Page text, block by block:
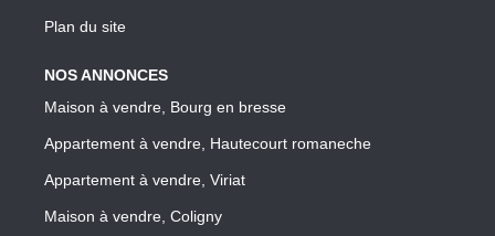
Plan du site
NOS ANNONCES
Maison à vendre, Bourg en bresse
Appartement à vendre, Hautecourt romaneche
Appartement à vendre, Viriat
Maison à vendre, Coligny